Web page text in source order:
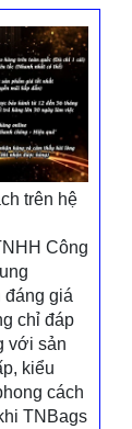
trên hệ
Công
đáng giá
chỉ đáp
với sản
kiểu
cách
TNBags